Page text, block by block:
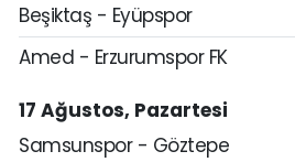
Beşiktaş - Eyüpspor
Amed - Erzurumspor FK
17 Ağustos, Pazartesi
Samsunspor - Göztepe